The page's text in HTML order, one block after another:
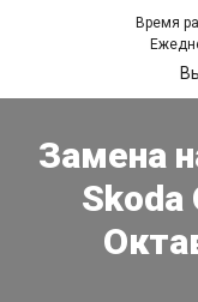
Время
Замена